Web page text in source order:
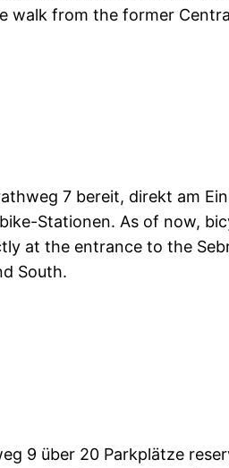
walk from the former
7 bereit, direkt am
Stationen. As of now,
at the entrance to the
South.
9 über 20 Parkplätze